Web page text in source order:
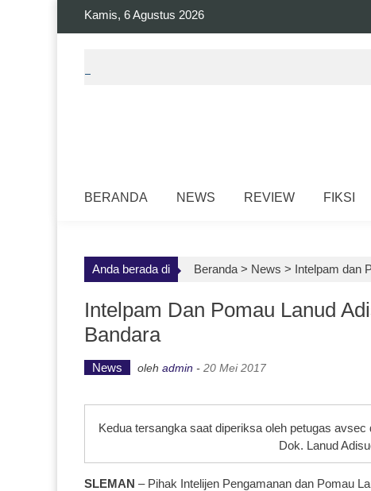
Kamis, 6 Agustus 2026
BERANDA NEWS REVIEW FIKSI
Anda berada di Beranda > News > Intelpam dan
Intelpam Dan Pomau Lanud
Bandara
News oleh admin - 20 Mei 2017
Kedua tersangka saat diperiksa oleh petugas
Dok. Lanud
SLEMAN – Pihak Intelijen Pengamanan dan Pomau